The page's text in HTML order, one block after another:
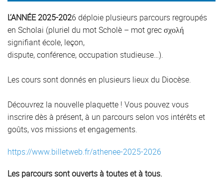
L’ANNÉE 2025-2026 déploie plusieurs parcours regroupés
en Scholai (pluriel du mot Scholè – mot grec σχολή
signifiant école, leçon,
dispute, conférence, occupation studieuse…).
Les cours sont donnés en plusieurs lieux du Diocèse.
Découvrez la nouvelle plaquette ! Vous pouvez vous
inscrire dès à présent, à un parcours selon vos intérêts et
goûts, vos missions et engagements.
https://www.billetweb.fr/athenee-2025-2026
Les parcours sont ouverts à toutes et à tous.